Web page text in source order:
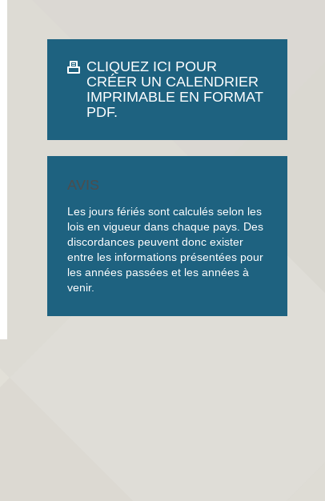
CLIQUEZ ICI POUR
CRÉER UN CALENDRIER
IMPRIMABLE EN FORMAT
PDF.
AVIS
Les jours fériés sont calculés selon les
lois en vigueur dans chaque pays. Des
discordances peuvent donc exister
entre les informations présentées pour
les années passées et les années à
venir.